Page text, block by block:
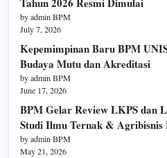
by admin BPM
July 7, 2026
Kepemimpinan Baru BPM
Budaya Mutu dan Akreditasi
by admin BPM
June 17, 2026
BPM Gelar Review LKPS dan
Studi Ilmu Ternak & Agribisnis
by admin BPM
May 21, 2026